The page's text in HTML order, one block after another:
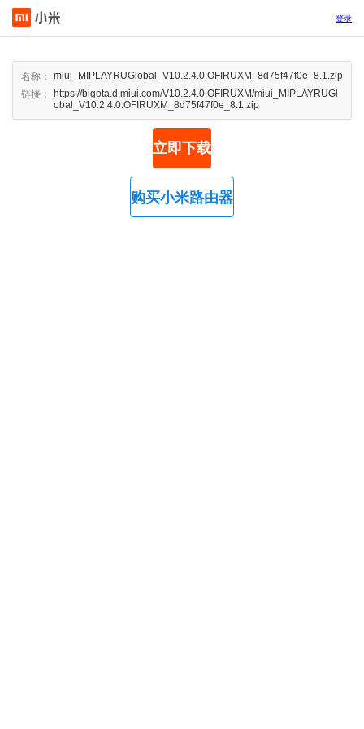
登录
名称：
miui_MIPLAYRUGlobal_V10.2.4.0.OFIRUXM_8d75f47f0e_8.1.zip
链接：
https://bigota.d.miui.com/V10.2.4.0.OFIRUXM/miui_MIPLAYRUGl
obal_V10.2.4.0.OFIRUXM_8d75f47f0e_8.1.zip
立即下载
购买小米路由器